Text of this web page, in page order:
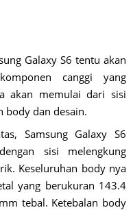
Galaxy S6 tentu akan
canggi yang
akan memulai dari sisi
body dan desain.
Samsung Galaxy S6
sisi melengkung
Keseluruhan body nya
yang berukuran 143.4
tebal. Ketebalan body